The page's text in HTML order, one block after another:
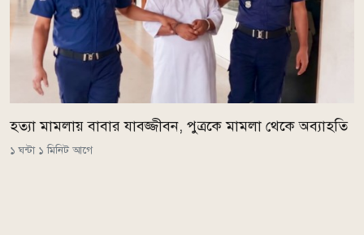
হত্যা মামলায় বাবার যাবজ্জীবন, পুত্রকে মামলা থেকে অব্যাহতি
১ ঘন্টা ১ মিনিট আগে